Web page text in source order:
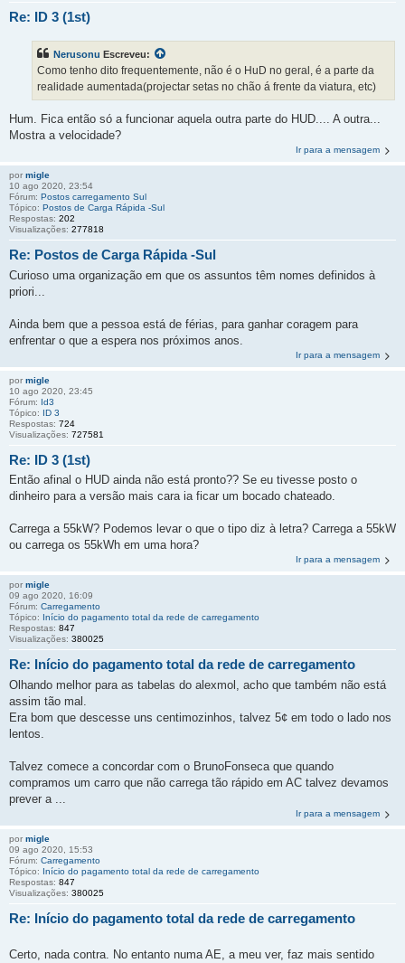
Re: ID 3 (1st)
Nerusonu Escreveu:
Como tenho dito frequentemente, não é o HuD no geral, é a parte da
realidade aumentada(projectar setas no chão á frente da viatura, etc)
Hum. Fica então só a funcionar aquela outra parte do HUD.... A outra...
Mostra a velocidade?
Ir para a mensagem
por migle
10 ago 2020, 23:54
Fórum: Postos carregamento Sul
Tópico: Postos de Carga Rápida -Sul
Respostas: 202
Visualizações: 277818
Re: Postos de Carga Rápida -Sul
Curioso uma organização em que os assuntos têm nomes definidos à
priori...
Ainda bem que a pessoa está de férias, para ganhar coragem para
enfrentar o que a espera nos próximos anos.
Ir para a mensagem
por migle
10 ago 2020, 23:45
Fórum: Id3
Tópico: ID 3
Respostas: 724
Visualizações: 727581
Re: ID 3 (1st)
Então afinal o HUD ainda não está pronto?? Se eu tivesse posto o
dinheiro para a versão mais cara ia ficar um bocado chateado.
Carrega a 55kW? Podemos levar o que o tipo diz à letra? Carrega a 55kW
ou carrega os 55kWh em uma hora?
Ir para a mensagem
por migle
09 ago 2020, 16:09
Fórum: Carregamento
Tópico: Início do pagamento total da rede de carregamento
Respostas: 847
Visualizações: 380025
Re: Início do pagamento total da rede de carregamento
Olhando melhor para as tabelas do alexmol, acho que também não está
assim tão mal.
Era bom que descesse uns centimozinhos, talvez 5¢ em todo o lado nos
lentos.
Talvez comece a concordar com o BrunoFonseca que quando
compramos um carro que não carrega tão rápido em AC talvez devamos
prever a ...
Ir para a mensagem
por migle
09 ago 2020, 15:53
Fórum: Carregamento
Tópico: Início do pagamento total da rede de carregamento
Respostas: 847
Visualizações: 380025
Re: Início do pagamento total da rede de carregamento
Certo, nada contra. No entanto numa AE, a meu ver, faz mais sentido